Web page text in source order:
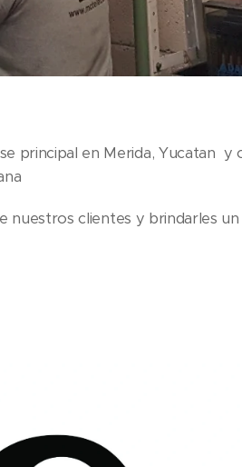
principal en Merida, Yucatan y
nuestros clientes y brindarles